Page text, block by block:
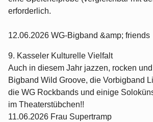
erforderlich.
12.06.2026 WG-Bigband &amp; friends
9. Kasseler Kulturelle Vielfalt
Auch in diesem Jahr jazzen, rocken
Bigband Wild Groove, die Vorbigband
die WG Rockbands und einige
im Theaterstübchen!!
11.06.2026 Frau Supertramp